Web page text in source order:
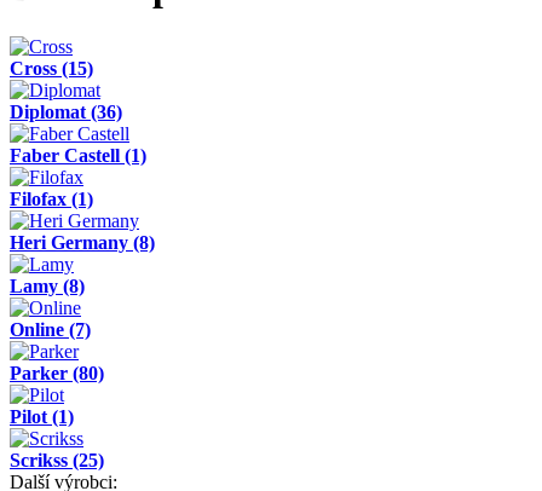
Cross (15)
Diplomat (36)
Faber Castell (1)
Filofax (1)
Heri Germany (8)
Lamy (8)
Online (7)
Parker (80)
Pilot (1)
Scrikss (25)
Další výrobci: